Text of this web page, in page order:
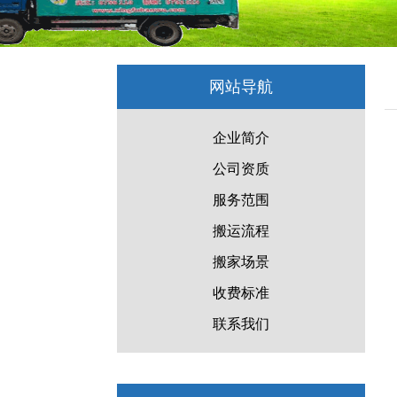
网站导航
企业简介
公司资质
服务范围
搬运流程
搬家场景
收费标准
联系我们